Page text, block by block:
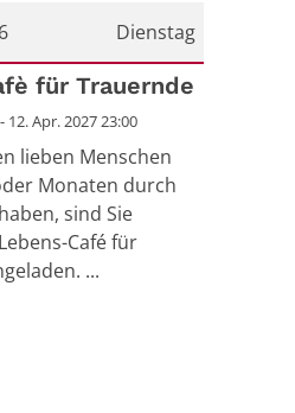
Dienstag
2026für Trauernde
12. Apr. 2027 23:00
lieben Menschen
Monaten durch
sind Sie
Café für
...